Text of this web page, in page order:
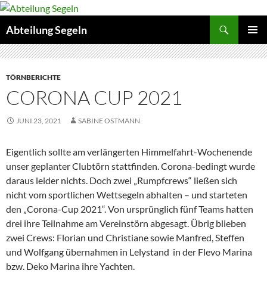
Zum
springen
Abteilung Segeln
MENÜ
TÖRNBERICHTE
CORONA CUP 2021
JUNI 23, 2021 SABINE OSTMANN
Eigentlich sollte am verlängerten Himmelfahrt-Wochenende
unser geplanter Clubtörn stattfinden. Corona-bedingt wurde
daraus leider nichts. Doch zwei „Rumpfcrews“ ließen sich
nicht vom sportlichen Wettsegeln abhalten – und starteten
den „Corona-Cup 2021“.Von ursprünglich fünf Teams hatten
drei ihre Teilnahme am Vereinstörn abgesagt. Übrig blieben
zwei Crews: Florian und Christiane sowie Manfred, Steffen
und Wolfgang übernahmen in Lelystand in der Flevo Marina
bzw. Deko Marina ihre Yachten.